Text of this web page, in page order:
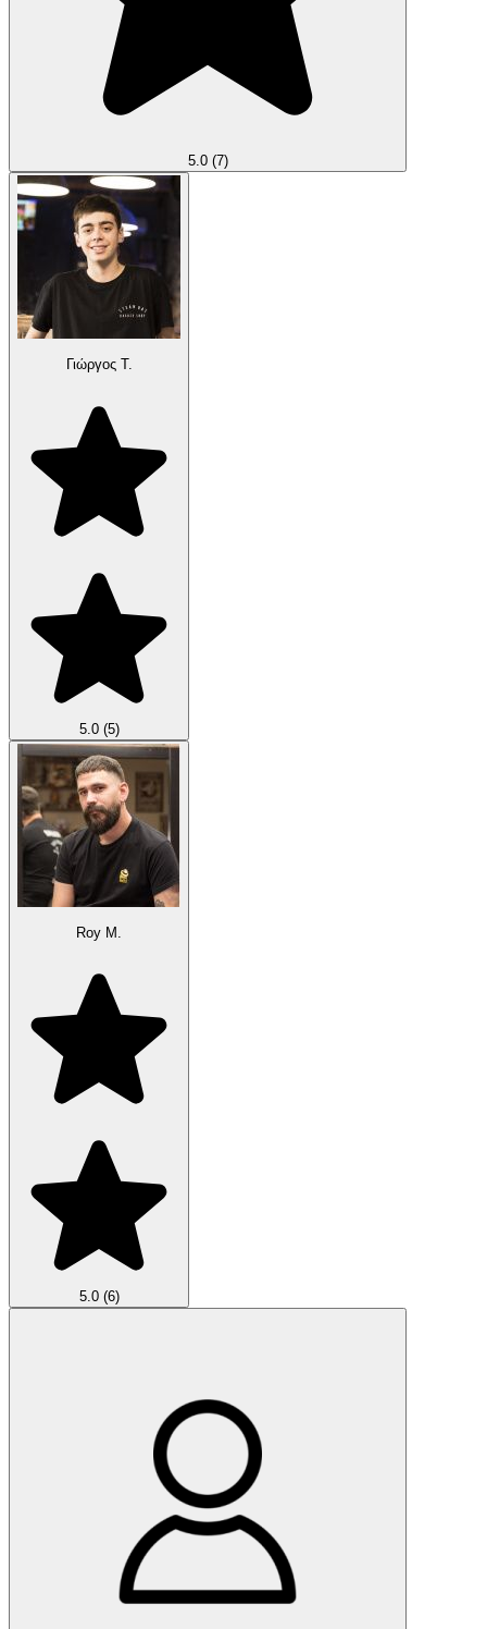
5.0 (7)
Γιώργος Τ.
5.0 (5)
Roy Μ.
5.0 (6)